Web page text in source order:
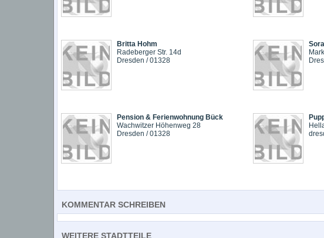
Britta Hohm
Radeberger Str. 14d
Dresden / 01328
Pension & Ferienwohnung Bück
Wachwitzer Höhenweg 28
Dresden / 01328
KOMMENTAR SCHREIBEN
WEITERE STADTTEILE